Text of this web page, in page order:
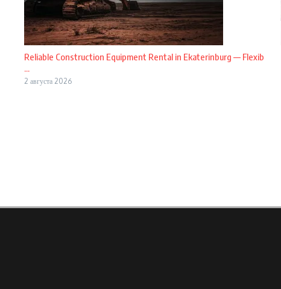
Reliable Construction Equipment Rental in Ekaterinburg — Flexib
...
2 августа 2026